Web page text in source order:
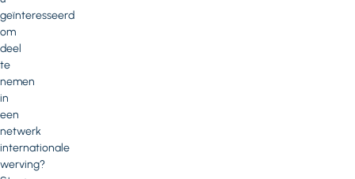
geïnteresseerd
om
deel
te
nemen
in
een
netwerk
internationale
werving?